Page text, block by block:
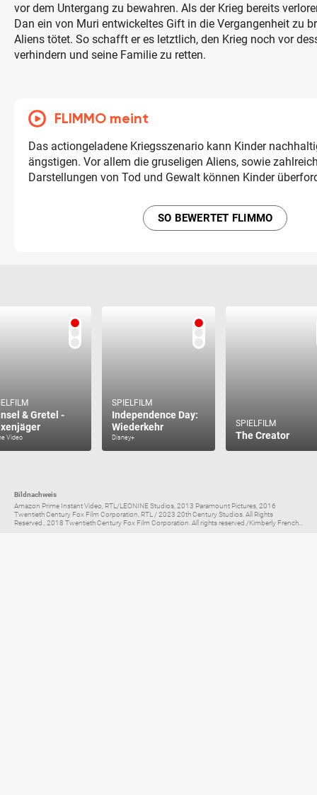
vor dem Untergang zu bewahren. Als der Krieg bereits
Dan ein von Muri entwickeltes Gift in die Vergangenheit zu
Aliens tötet. So schafft er es letztlich, den Krieg noch vor
verhindern und seine Familie zu retten.
FLIMMO meint
Das actiongeladene Kriegsszenario kann Kinder
ängstigen. Vor allem die gruseligen Aliens, sowie
Darstellungen von Tod und Gewalt können Kinder
SO BEWERTET FLIMMO
& Gretel -
Video
SPIELFILM
Independence Day:
Wiederkehr
Disney+
SPIELFILM
The Creator
Bildnachweis
Amazon Prime Instant Video, RTL/LEONINE Studios, 2013 Paramount Pictures, 2016
Twentieth Century Fox Film Corporation, RTL / 2023 20th Century Studios. All Rights
Reserved., 2018 Twentieth Century Fox Film Corporation. All rights reserved./Kimberly French...